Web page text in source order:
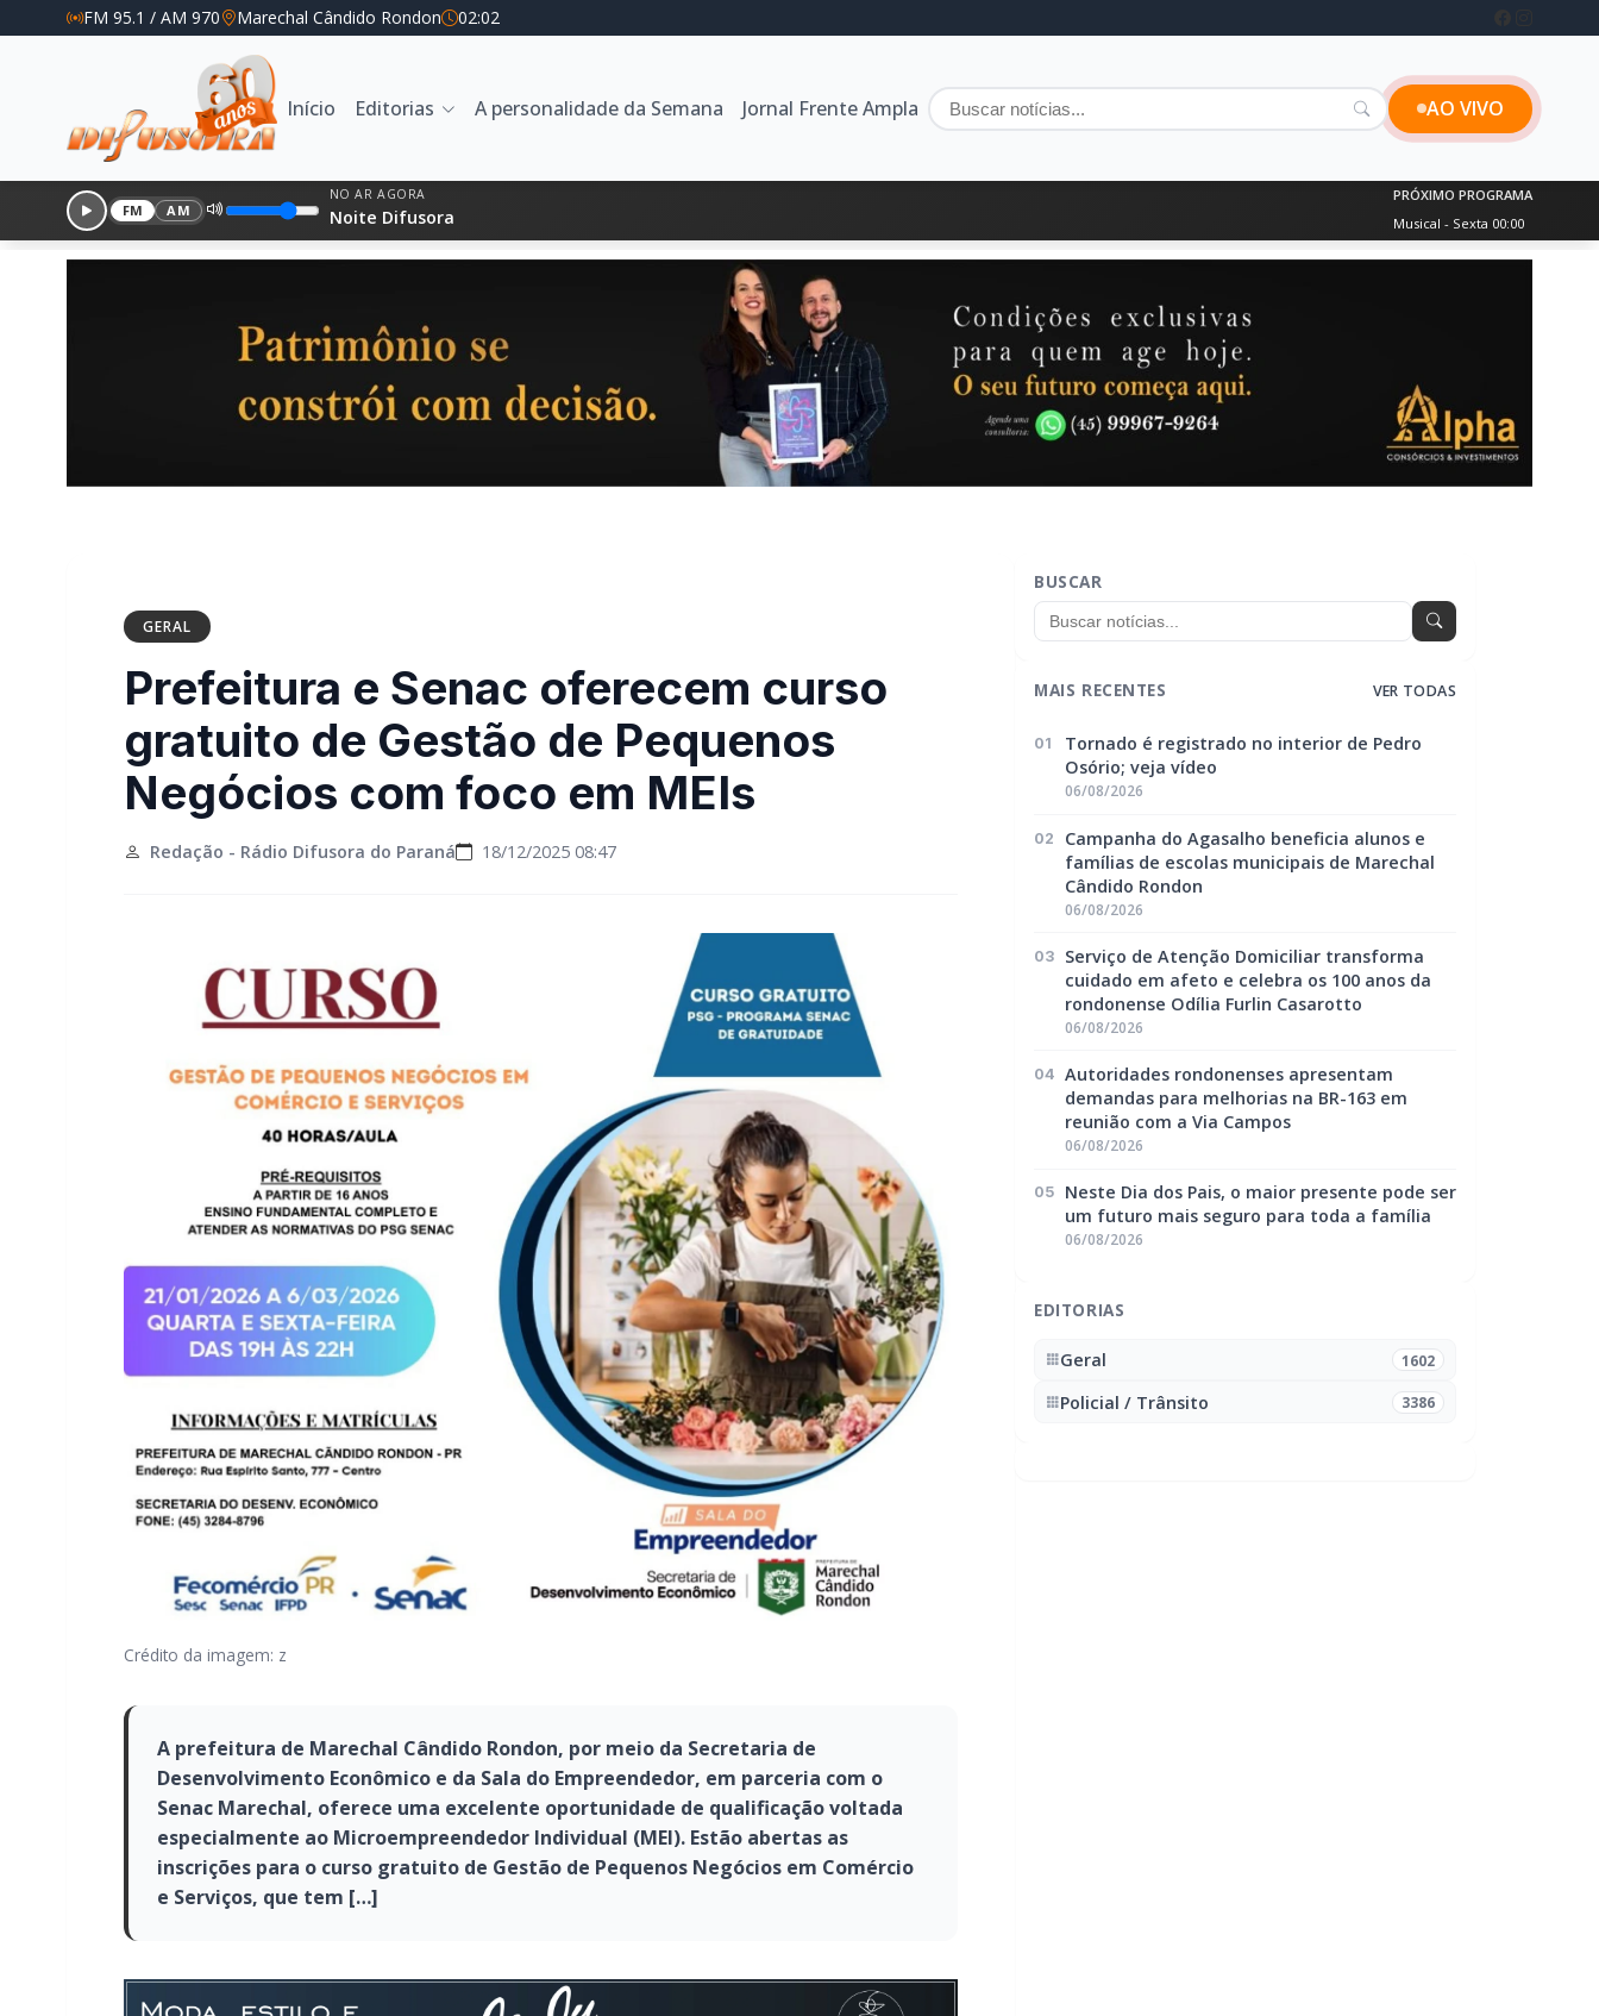
FM 95.1 / AM 970 Marechal Cândido Rondon 02:02
Início Editorias A personalidade da Semana Jornal Frente Ampla AO VIVO
FM AM
NO AR AGORA
Noite Difusora
PRÓXIMO PROGRAMA
Musical - Sexta 00:00
GERAL
Prefeitura e Senac oferecem curso
gratuito de Gestão de Pequenos
Negócios com foco em MEIs
Redação - Rádio Difusora do Paraná 18/12/2025 08:47
Crédito da imagem: z
A prefeitura de Marechal Cândido Rondon, por meio da Secretaria de
Desenvolvimento Econômico e da Sala do Empreendedor, em parceria com o
Senac Marechal, oferece uma excelente oportunidade de qualificação voltada
especialmente ao Microempreendedor Individual (MEI). Estão abertas as
inscrições para o curso gratuito de Gestão de Pequenos Negócios em Comércio
e Serviços, que tem […]
A prefeitura de Marechal Cândido Rondon, por meio da Secretaria de Desenvolvimento
BUSCAR
MAIS RECENTES VER TODAS
01
Tornado é registrado no interior de Pedro
Osório; veja vídeo
06/08/2026
02
Campanha do Agasalho beneficia alunos e
famílias de escolas municipais de Marechal
Cândido Rondon
06/08/2026
03
Serviço de Atenção Domiciliar transforma
cuidado em afeto e celebra os 100 anos da
rondonense Odília Furlin Casarotto
06/08/2026
04 Autoridades rondonenses apresentam
demandas para melhorias na BR-163 em
reunião com a Via Campos
06/08/2026
05
Neste Dia dos Pais, o maior presente pode ser
um futuro mais seguro para toda a família
06/08/2026
EDITORIAS
Geral 1602
Policial / Trânsito 3386